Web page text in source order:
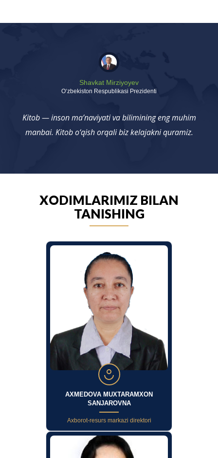
Shavkat Mirziyoyev
Oʻzbekiston Respublikasi Prezidenti
Kitob — inson ma’naviyati va bilimining eng muhim
manbai. Kitob o‘qish orqali biz kelajakni quramiz.
XODIMLARIMIZ BILAN
TANISHING
AXMEDOVA MUXTARAMXON
SANJAROVNA
Axborot-resurs markazi direktori